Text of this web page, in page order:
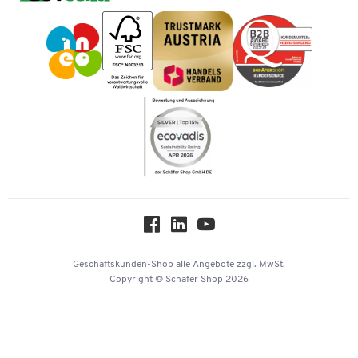
Impressum
Karriere
Kataloge
Geschäftskunden-Shop alle Angebote zzgl. MwSt.
Copyright © Schäfer Shop 2026